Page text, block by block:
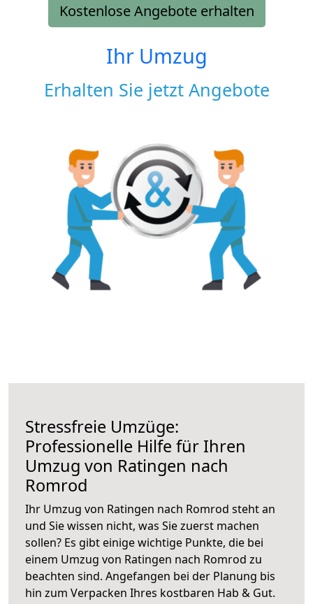
Kostenlose Angebote erhalten
Ihr Umzug
Erhalten Sie jetzt Angebote
Stressfreie Umzüge:
Professionelle Hilfe für Ihren
Umzug von Ratingen nach
Romrod
Ihr Umzug von Ratingen nach Romrod steht an
und Sie wissen nicht, was Sie zuerst machen
sollen? Es gibt einige wichtige Punkte, die bei
einem Umzug von Ratingen nach Romrod zu
beachten sind. Angefangen bei der Planung bis
hin zum Verpacken Ihres kostbaren Hab & Gut.